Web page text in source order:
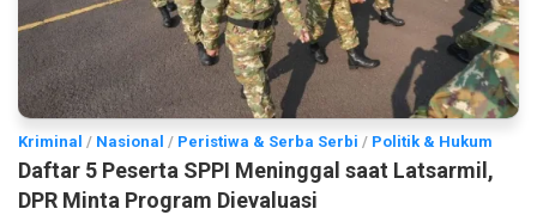
Kriminal / Nasional / Peristiwa & Serba Serbi / Politik & Hukum
Daftar 5 Peserta SPPI Meninggal saat Latsarmil,
DPR Minta Program Dievaluasi